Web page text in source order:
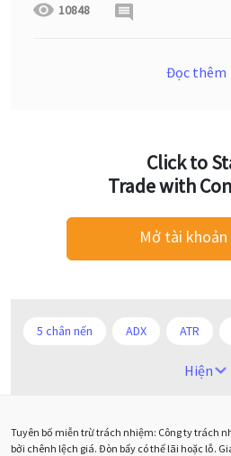
10848
Đọc thêm
Click to
Trade with
Mở tài
5 chân nến ADX ATR
Android
Bảng Anh Bảng lương phi nông
Hiện
Tuyên bố miễn trừ trách nhiệm: Công ty trách
bởi chênh lệch giá. Đòn bẩy có thể lãi hoặc lỗ.